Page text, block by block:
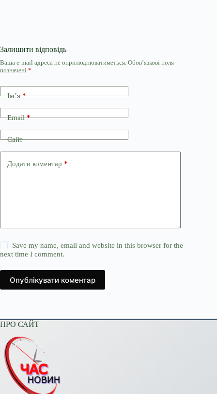
Залишити відповідь
Ваша e-mail адреса не оприлюднюватиметься. Обов’язкові поля
позначені *
Ім’я*
Email*
Сайт
Додати коментар *
Save my name, email and website in this browser for the
next time I comment.
Опублікувати коментар
ПРО САЙТ